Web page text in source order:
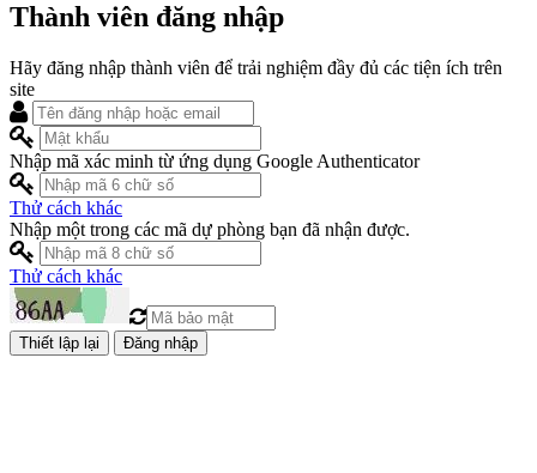
Thành viên đăng nhập
Hãy đăng nhập thành viên để trải nghiệm đầy đủ các tiện ích trên
site
Nhập mã xác minh từ ứng dụng Google Authenticator
Thử cách khác
Nhập một trong các mã dự phòng bạn đã nhận được.
Thử cách khác
Đăng nhập